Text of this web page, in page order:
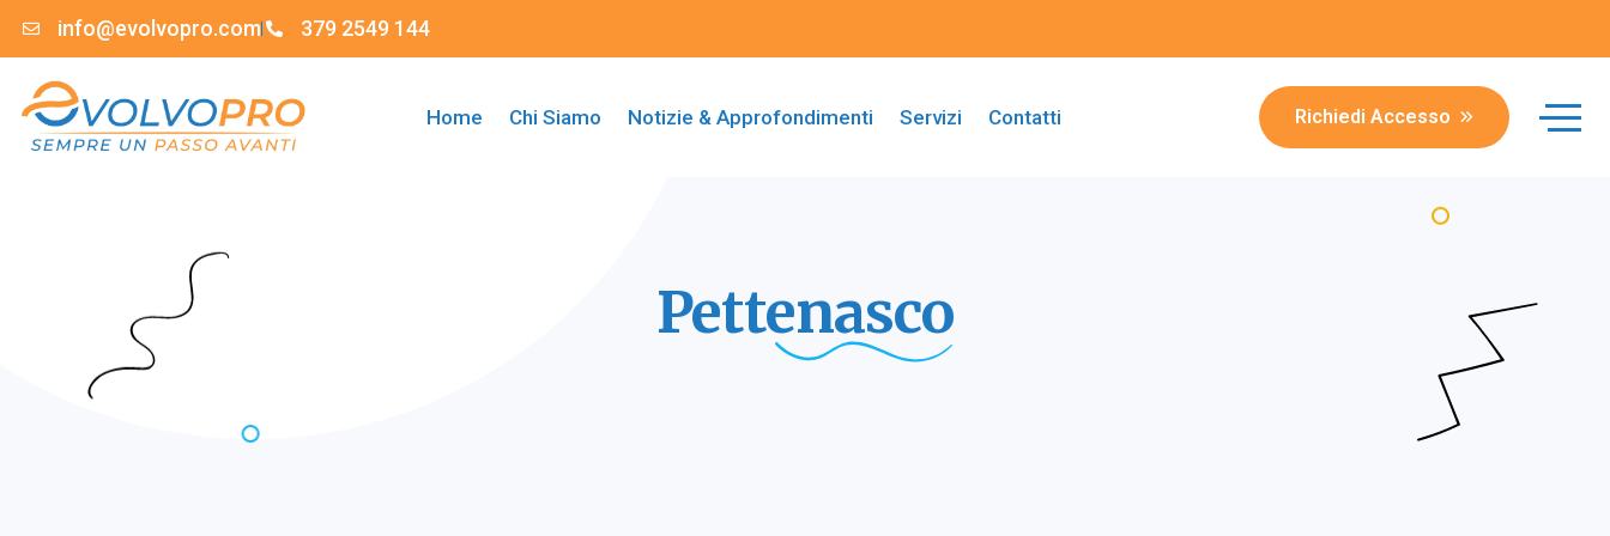
info@evolvopro.com 379 2549 144
Home Chi Siamo Notizie & Approfondimenti Servizi Contatti Richiedi Accesso
Pettenasco